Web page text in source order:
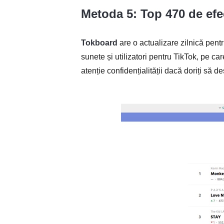
Metoda 5: Top 470 de
Tokboard are o actualizare zilnică
sunete și utilizatori pentru TikTok, pe
atenție confidențialității dacă doriți să